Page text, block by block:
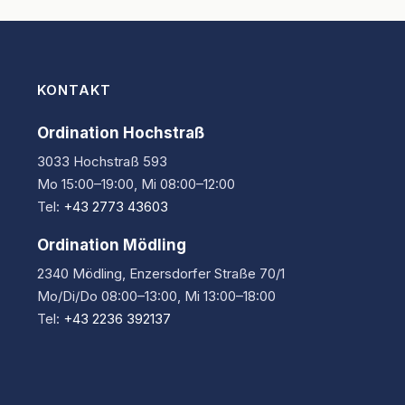
KONTAKT
Ordination Hochstraß
3033 Hochstraß 593
Mo 15:00–19:00, Mi 08:00–12:00
Tel: +43 2773 43603
Ordination Mödling
2340 Mödling, Enzersdorfer Straße 70/1
Mo/Di/Do 08:00–13:00, Mi 13:00–18:00
Tel: +43 2236 392137